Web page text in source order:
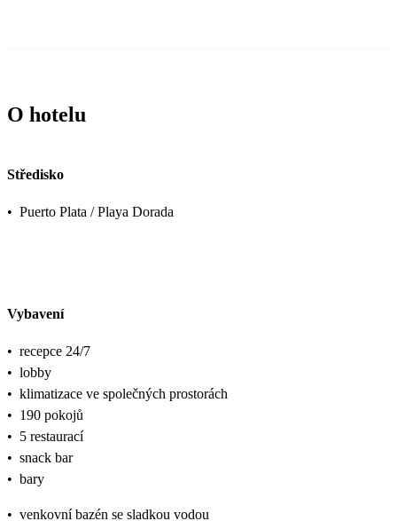
O hotelu
Středisko
• Puerto Plata / Playa Dorada
Vybavení
• recepce 24/7
• lobby
• klimatizace ve společných prostorách
• 190 pokojů
• 5 restaurací
• snack bar
• bary
• venkovní bazén se sladkou vodou